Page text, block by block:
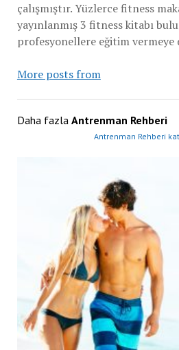
çalışmıştır. Yüzlerce fitness
yayınlanmış 3 fitness kitabı
profesyonellere eğitim vermeye
More posts from
Daha fazla Antrenman Rehberi
Antrenman Rehberi